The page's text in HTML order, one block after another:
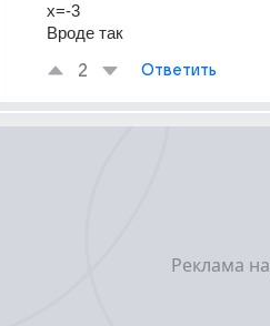
х=-3
Вроде так
2 Ответить